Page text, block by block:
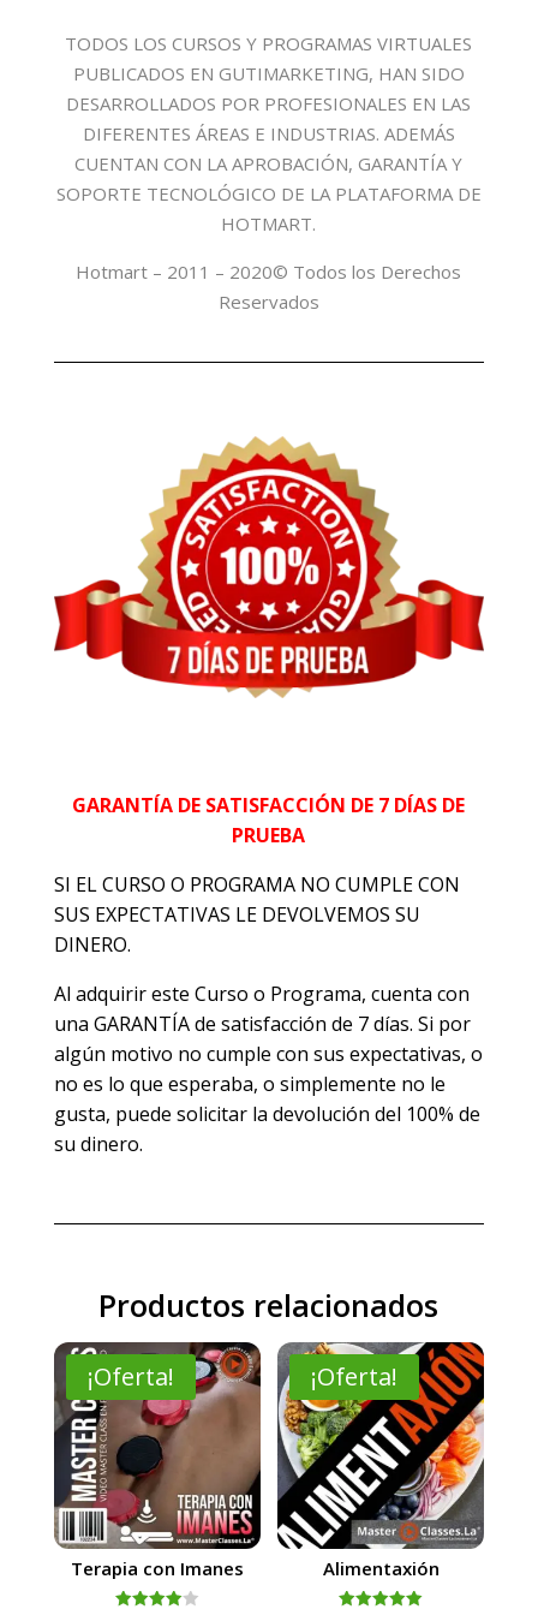
TODOS LOS CURSOS Y PROGRAMAS VIRTUALES
PUBLICADOS EN GUTIMARKETING, HAN SIDO
DESARROLLADOS POR PROFESIONALES EN LAS
DIFERENTES ÁREAS E INDUSTRIAS. ADEMÁS
CUENTAN CON LA APROBACIÓN, GARANTÍA Y
SOPORTE TECNOLÓGICO DE LA PLATAFORMA DE
HOTMART.
Hotmart – 2011 – 2020© Todos los Derechos
Reservados
GARANTÍA DE SATISFACCIÓN DE 7 DÍAS DE
PRUEBA
SI EL CURSO O PROGRAMA NO CUMPLE CON
SUS EXPECTATIVAS LE DEVOLVEMOS SU
DINERO.
Al adquirir este Curso o Programa, cuenta con
una GARANTÍA de satisfacción de 7 días. Si por
algún motivo no cumple con sus expectativas, o
no es lo que esperaba, o simplemente no le
gusta, puede solicitar la devolución del 100% de
su dinero.
Productos relacionados
¡Oferta!
Terapia con Imanes
¡Oferta!
Alimentaxión